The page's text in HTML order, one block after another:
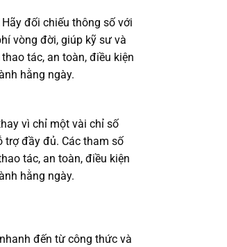
đối chiếu thông số với
vòng đời, giúp kỹ sư và
tác, an toàn, điều kiện
hằng ngày.
vì chỉ một vài chỉ số
trợ đầy đủ. Các tham số
tác, an toàn, điều kiện
hằng ngày.
đến từ công thức và